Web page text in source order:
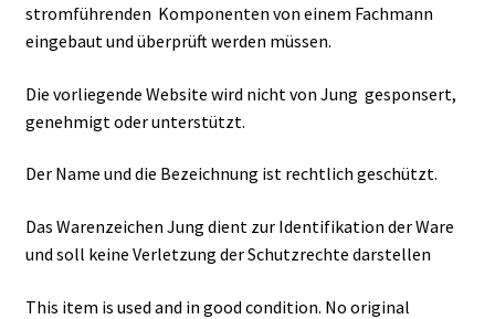
stromführenden Komponenten von einem Fachmann
eingebaut und überprüft werden müssen.
Die vorliegende Website wird nicht von Jung gesponsert,
genehmigt oder unterstützt.
Der Name und die Bezeichnung ist rechtlich geschützt.
Das Warenzeichen Jung dient zur Identifikation der Ware
und soll keine Verletzung der Schutzrechte darstellen
This item is used and in good condition. No original